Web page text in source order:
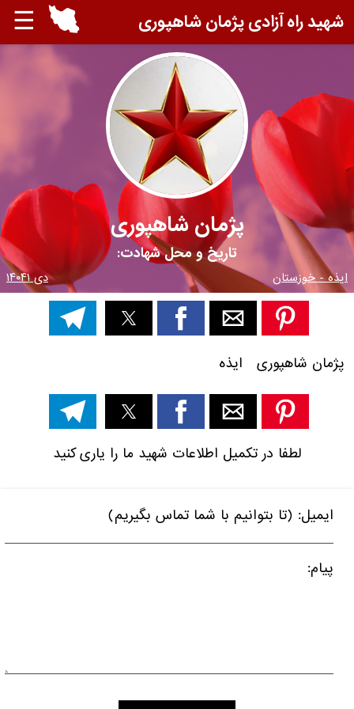
☰ شهید راه آزادی پژمان شاهپوری
پژمان شاهپوری
تاریخ و محل شهادت:
ایذه - خوزستان دی ۱۴۰۴۱
پژمان شاهپوری ایذه
لطفا در تکمیل اطلاعات شهید ما را یاری کنید
ایمیل: (تا بتوانیم با شما تماس بگیریم)
پیام: